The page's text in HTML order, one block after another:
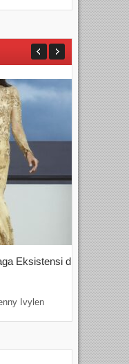
Eksistensi di
Ivylen